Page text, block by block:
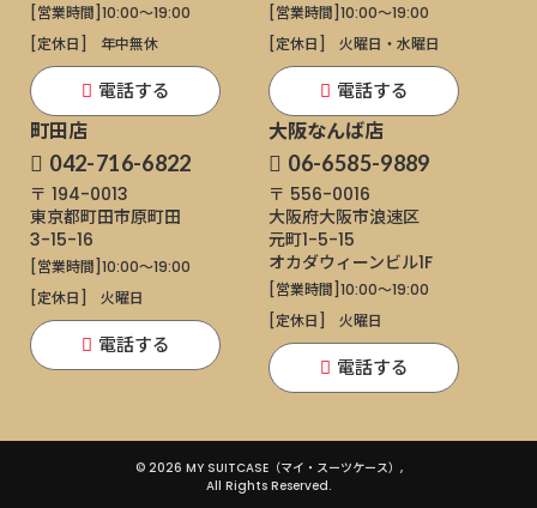
[営業時間] 10:00～19:00
[定休日]
年中無休
電話する
[営業時間] 10:00～19:00
[定休日]
火曜日・水曜日
電話する
町田店
042-716-6822
〒 194-0013
東京都町田市原町田
3-15-16
[営業時間] 10:00～19:00
[定休日]
火曜日
電話する
大阪なんば店
06-6585-9889
〒 556-0016
大阪府大阪市浪速区
元町1-5-15
オカダウィーンビル1F
[営業時間] 10:00～19:00
[定休日]
火曜日
電話する
© 2026 MY SUITCASE（マイ・スーツケース）,
All Rights Reserved.